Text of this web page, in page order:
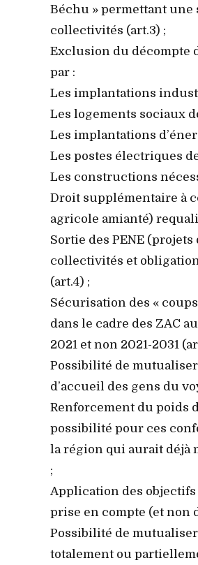
Béchu » permettant une
collectivités (art.3) ;
Exclusion du décompte
par :
Les implantations
Les logements sociaux
Les implantations
Les postes électriques
Les constructions
Droit supplémentaire à
agricole amianté)
Sortie des PENE
collectivités et
(art.4) ;
Sécurisation des «
dans le cadre des ZAC
2021 et non 2021-2031
Possibilité de mutualiser
d’accueil des gens du
Renforcement du poids
possibilité pour ces
la région qui aurait déjà
;
Application des objectifs
prise en compte (et non
Possibilité de mutualiser
totalement ou